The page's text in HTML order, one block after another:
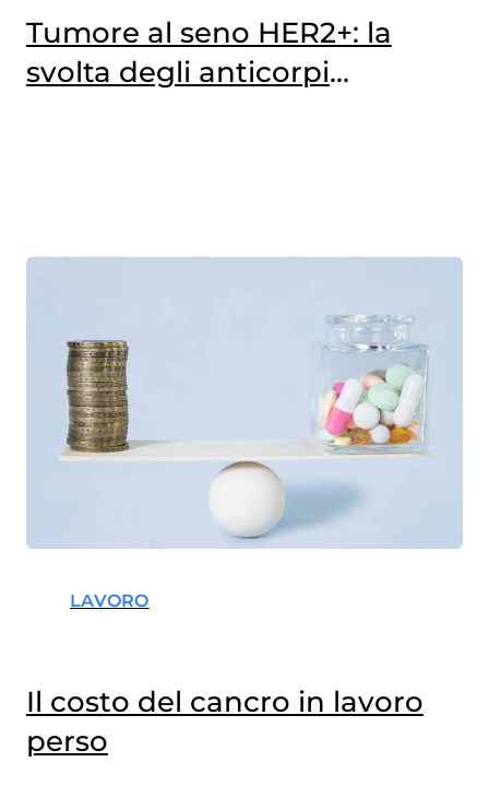
Tumore al seno HER2+: la
svolta degli anticorpi
LAVORO
Il costo del cancro in lavoro
perso